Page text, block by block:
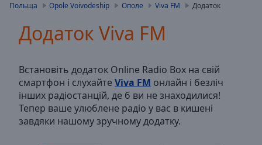
Video
Skip
Backward
Skip
Forward
Mute
Current
Польща Opole Voivodeship Ополе Viva FM Додаток
Додаток Viva FM
Встановіть додаток Online Radio Box на свій
смартфон і слухайте Viva FM онлайн і безліч
інших радіостанцій, де б ви не знаходилися!
Тепер ваше улюблене радіо у вас в кишені
завдяки нашому зручному додатку.